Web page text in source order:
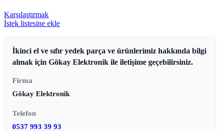
Karşılaştırmak
İstek listesine ekle
İkinci el ve sıfır yedek parça ve ürünlerimiz hakkında bilgi
almak için Gökay Elektronik ile iletişime geçebilirsiniz.
Firma
Gökay Elektronik
Telefon
0537 993 39 93